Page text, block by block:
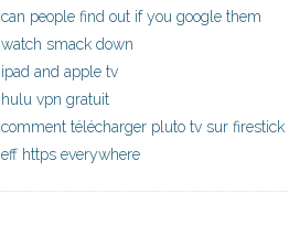
can people find out if you google them
watch smack down
ipad and apple tv
hulu vpn gratuit
comment télécharger pluto tv sur firestick
eff https everywhere